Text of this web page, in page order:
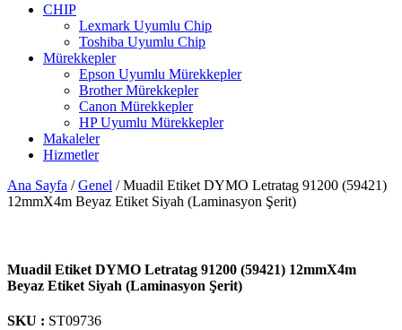
CHIP
Lexmark Uyumlu Chip
Toshiba Uyumlu Chip
Mürekkepler
Epson Uyumlu Mürekkepler
Brother Mürekkepler
Canon Mürekkepler
HP Uyumlu Mürekkepler
Makaleler
Hizmetler
Ana Sayfa /Genel / Muadil Etiket DYMO Letratag 91200 (59421)
12mmX4m Beyaz Etiket Siyah (Laminasyon Şerit)
Muadil Etiket DYMO Letratag 91200 (59421) 12mmX4m
Beyaz Etiket Siyah (Laminasyon Şerit)
SKU : ST09736